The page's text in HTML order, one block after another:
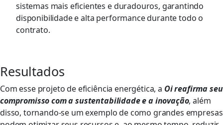
sistemas mais eficientes e duradouros, garantindo
disponibilidade e alta performance durante todo o
contrato.
Resultados
Com esse projeto de eficiência energética, a Oi reafirma seu
compromisso com a sustentabilidade e a inovação, além
disso, tornando-se um exemplo de como grandes empresas